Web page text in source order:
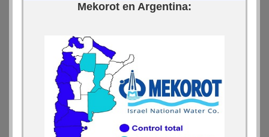
Mekorot en Argentina: